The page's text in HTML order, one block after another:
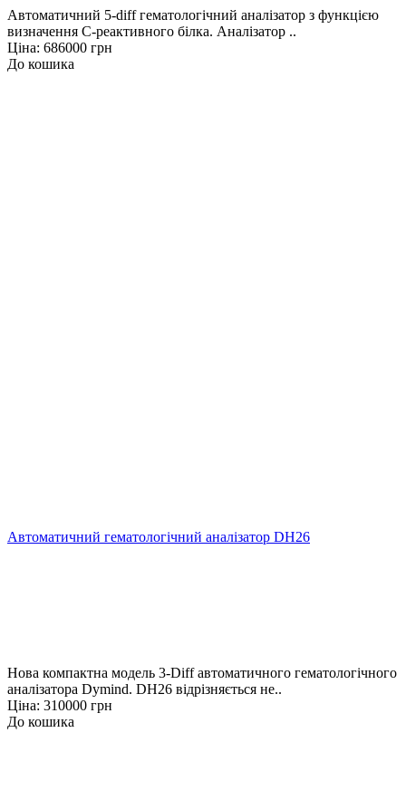
Автоматичний 5-diff гематологічний аналізатор з функцією
визначення С-реактивного білка. Аналізатор ..
Ціна: 686000 грн
До кошика
Автоматичний гематологічний аналізатор DH26
Нова компактна модель 3-Diff автоматичного гематологічного
аналізатора Dymind. DH26 відрізняється не..
Ціна: 310000 грн
До кошика